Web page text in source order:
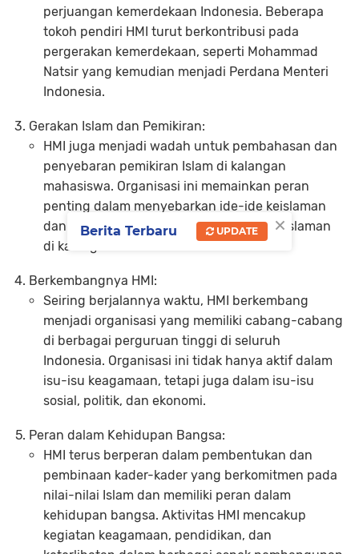
perjuangan kemerdekaan Indonesia. Beberapa
tokoh pendiri HMI turut berkontribusi pada
pergerakan kemerdekaan, seperti Mohammad
Natsir yang kemudian menjadi Perdana Menteri
Indonesia.
Gerakan Islam dan Pemikiran:
HMI juga menjadi wadah untuk pembahasan dan
penyebaran pemikiran Islam di kalangan
mahasiswa. Organisasi ini memainkan peran
penting dalam menyebarkan ide-ide keislaman
dan memperkuat kesadaran identitas keislaman
di kalangan mahasiswa.
Berkembangnya HMI:
Seiring berjalannya waktu, HMI berkembang
menjadi organisasi yang memiliki cabang-cabang
di berbagai perguruan tinggi di seluruh
Indonesia. Organisasi ini tidak hanya aktif dalam
isu-isu keagamaan, tetapi juga dalam isu-isu
sosial, politik, dan ekonomi.
Peran dalam Kehidupan Bangsa:
HMI terus berperan dalam pembentukan dan
pembinaan kader-kader yang berkomitmen pada
nilai-nilai Islam dan memiliki peran dalam
kehidupan bangsa. Aktivitas HMI mencakup
kegiatan keagamaan, pendidikan, dan
×
Berita Terbaru UPDATE